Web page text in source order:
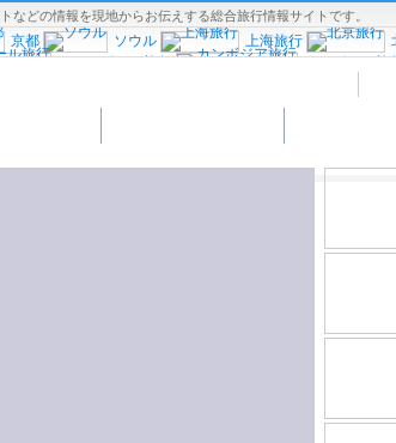
などの情報を現地からお伝えする総合旅行情報サイトです。
京都 ソウル 上海旅行
シンガポール旅行
カンボジア旅
イタリア
スウェーデン旅行
プラハ
旅行 ギリシャ旅行
トルコ